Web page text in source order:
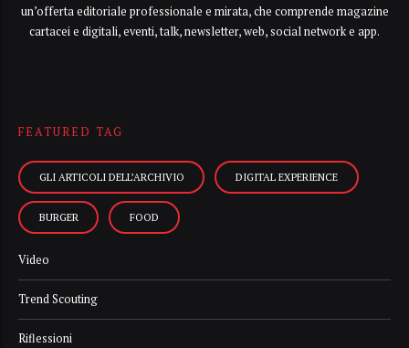
un’offerta editoriale professionale e mirata, che comprende magazine
cartacei e digitali, eventi, talk, newsletter, web, social network e app.
FEATURED TAG
GLI ARTICOLI DELL’ARCHIVIO DIGITAL EXPERIENCE
BURGER FOOD
Video
Trend Scouting
Riflessioni